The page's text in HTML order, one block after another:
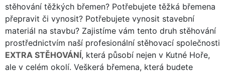
stěhování těžkých břemen? Potřebujete těžká břemena
přepravit či vynosit? Potřebujete vynosit stavební
materiál na stavbu? Zajistíme vám tento druh stěhování
prostřednictvím naší profesionální stěhovací společnosti
EXTRA STĚHOVÁNÍ, která působí nejen v Kutné Hoře,
ale v celém okolí. Veškerá břemena, která budete